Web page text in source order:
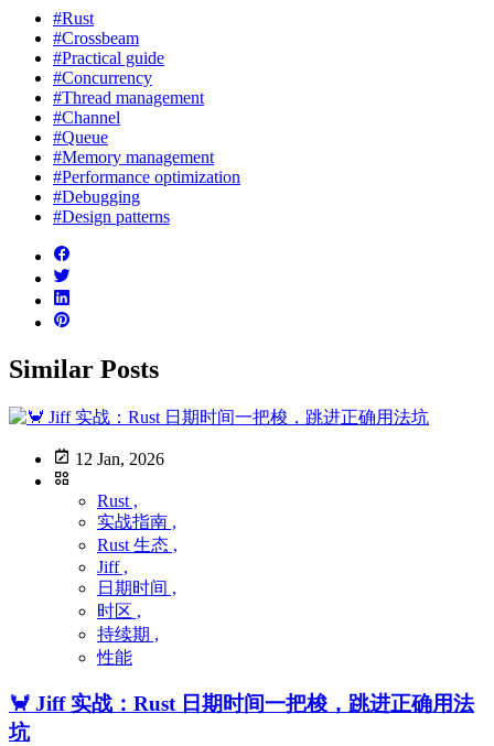
#Rust
#Crossbeam
#Practical guide
#Concurrency
#Thread management
#Channel
#Queue
#Memory management
#Performance optimization
#Debugging
#Design patterns
Similar Posts
12 Jan, 2026
Rust ,
实战指南 ,
Rust 生态 ,
Jiff ,
日期时间 ,
时区 ,
持续期 ,
性能
🦀 Jiff 实战：Rust 日期时间一把梭，跳进正确用法
坑